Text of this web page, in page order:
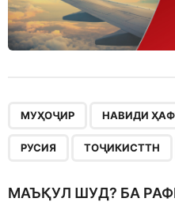
МУҲОҶИР НАВИДИ
РУСИЯ ТОҶИКИСТТН
МАЪҚУЛ ШУД? БА